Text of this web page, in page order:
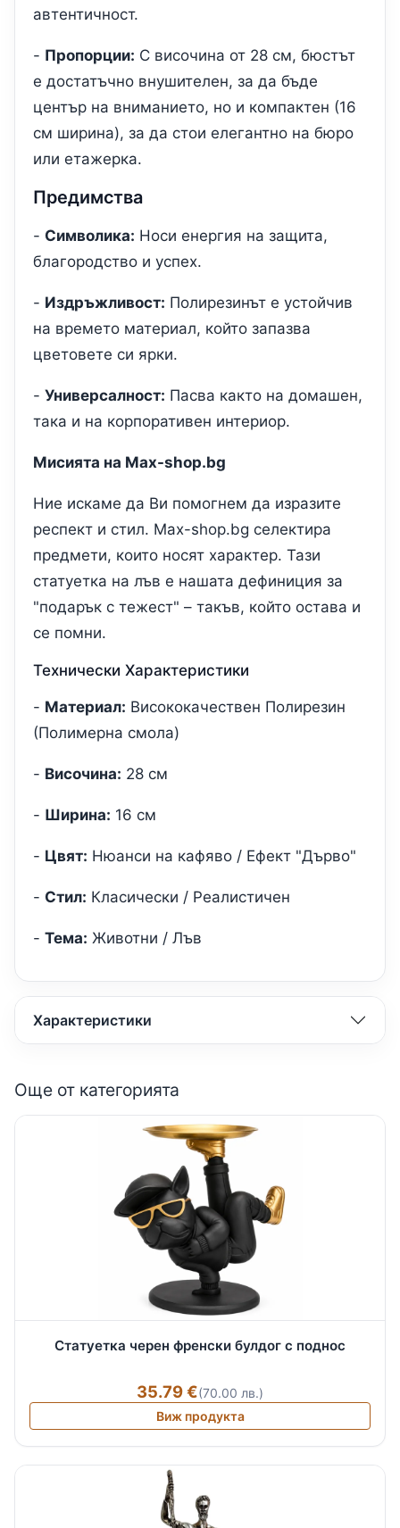
автентичност.
- Пропорции: С височина от 28 см, бюстът
е достатъчно внушителен, за да бъде
център на вниманието, но и компактен (16
см ширина), за да стои елегантно на бюро
или етажерка.
Предимства
- Символика: Носи енергия на защита,
благородство и успех.
- Издръжливост: Полирезинът е устойчив
на времето материал, който запазва
цветовете си ярки.
- Универсалност: Пасва както на домашен,
така и на корпоративен интериор.
Мисията на Max-shop.bg
Ние искаме да Ви помогнем да изразите
респект и стил. Max-shop.bg селектира
предмети, които носят характер. Тази
статуетка на лъв е нашата дефиниция за
"подарък с тежест" – такъв, който остава и
се помни.
Технически Характеристики
- Материал: Висококачествен Полирезин
(Полимерна смола)
- Височина: 28 см
- Ширина: 16 см
- Цвят: Нюанси на кафяво / Ефект "Дърво"
- Стил: Класически / Реалистичен
- Тема: Животни / Лъв
Характеристики
Още от категорията
Статуетка черен френски булдог с поднос
35.79 €(70.00 лв.)
Виж продукта